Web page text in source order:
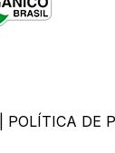
POLÍTICA DE